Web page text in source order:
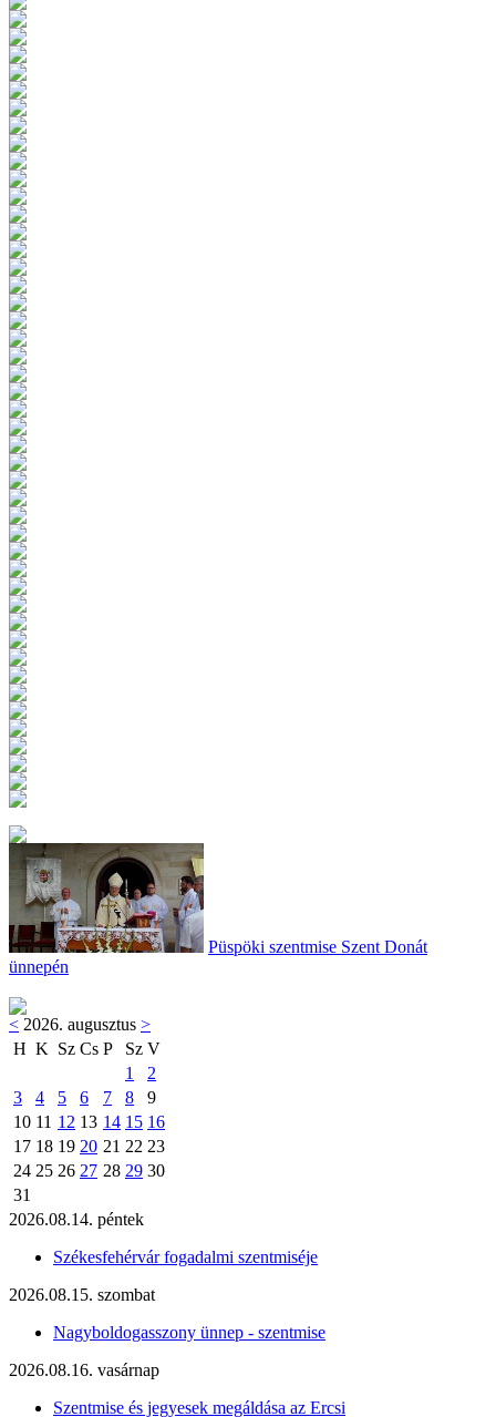
Püspöki szentmise Szent Donát
ünnepén
< 2026. augusztus >
H K Sz Cs P Sz V
1
2
3
4 5 6 7 8
9
10 11 12 13 14 15 16
17 18 19 20 21 22 23
24 25 26 27 28 29 30
31
2026.08.14. péntek
Székesfehérvár fogadalmi szentmiséje
2026.08.15. szombat
Nagyboldogasszony ünnep - szentmise
2026.08.16. vasárnap
Szentmise és jegyesek megáldása az Ercsi